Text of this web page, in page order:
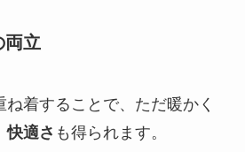
両立
着することで、ただ暖かく
快適さ も得られます。